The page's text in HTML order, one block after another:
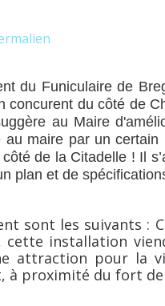
du Funiculaire de
du côté de
au Maire
maire par un
de la Citadelle ! Il
plan et de
sont les suivants :
installation
attraction pour la
à proximité du fort de